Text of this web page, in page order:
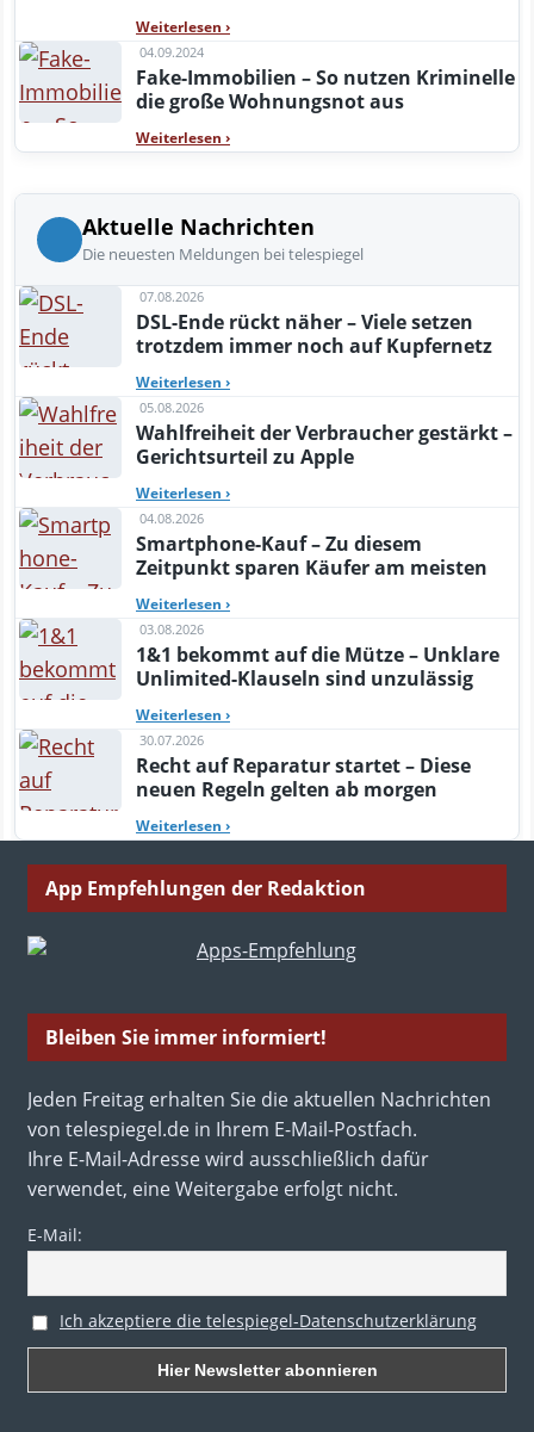
Weiterlesen ›
04.09.2024
Fake-Immobilien – So nutzen Kriminelle
die große Wohnungsnot aus
Weiterlesen ›
Aktuelle Nachrichten
Die neuesten Meldungen bei telespiegel
07.08.2026
DSL-Ende rückt näher – Viele setzen
trotzdem immer noch auf Kupfernetz
Weiterlesen ›
05.08.2026
Wahlfreiheit der Verbraucher gestärkt –
Gerichtsurteil zu Apple
Weiterlesen ›
04.08.2026
Smartphone-Kauf – Zu diesem
Zeitpunkt sparen Käufer am meisten
Weiterlesen ›
03.08.2026
1&1 bekommt auf die Mütze – Unklare
Unlimited-Klauseln sind unzulässig
Weiterlesen ›
30.07.2026
Recht auf Reparatur startet – Diese
neuen Regeln gelten ab morgen
Weiterlesen ›
App Empfehlungen der Redaktion
Bleiben Sie immer informiert!
Jeden Freitag erhalten Sie die aktuellen Nachrichten
von telespiegel.de in Ihrem E-Mail-Postfach.
Ihre E-Mail-Adresse wird ausschließlich dafür
verwendet, eine Weitergabe erfolgt nicht.
E-Mail:
Ich akzeptiere die telespiegel-Datenschutzerklärung